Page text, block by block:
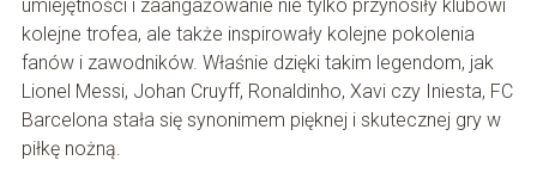
umiejętności i zaangażowanie nie tylko przynosiły klubowi
kolejne trofea, ale także inspirowały kolejne pokolenia
fanów i zawodników. Właśnie dzięki takim legendom, jak
Lionel Messi, Johan Cruyff, Ronaldinho, Xavi czy Iniesta, FC
Barcelona stała się synonimem pięknej i skutecznej gry w
piłkę nożną.